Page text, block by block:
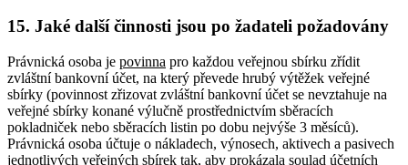
15. Jaké další činnosti jsou po žadateli požadovány
Právnická osoba je povinna pro každou veřejnou sbírku zřídit
zvláštní bankovní účet, na který převede hrubý výtěžek veřejné
sbírky (povinnost zřizovat zvláštní bankovní účet se nevztahuje na
veřejné sbírky konané výlučně prostřednictvím sběracích
pokladniček nebo sběracích listin po dobu nejvýše 3 měsíců).
Právnická osoba účtuje o nákladech, výnosech, aktivech a pasivech
jednotlivých veřejných sbírek tak, aby prokázala soulad účetních